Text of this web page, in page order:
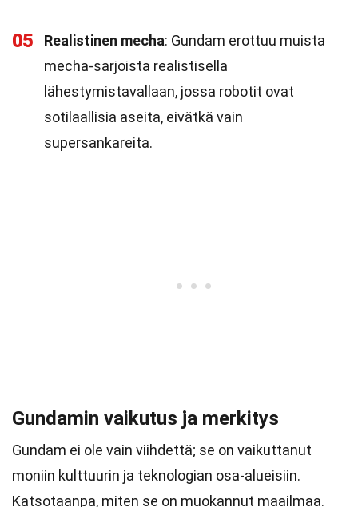
05 Realistinen mecha: Gundam erottuu muista
mecha-sarjoista realistisella
lähestymistavallaan, jossa robotit ovat
sotilaallisia aseita, eivätkä vain
supersankareita.
Gundamin vaikutus ja merkitys
Gundam ei ole vain viihdettä; se on vaikuttanut
moniin kulttuurin ja teknologian osa-alueisiin.
Katsotaanpa, miten se on muokannut maailmaa.